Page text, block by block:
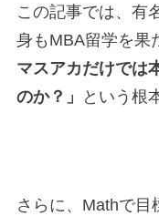
この記事では、有
身もMBA留学を果
マスアカだけでは
のか？」
という根
さらに、Mathで目